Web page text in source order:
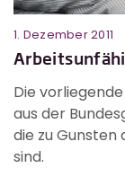
1. Dezember 2011
Die
aus der
die zu
sind.